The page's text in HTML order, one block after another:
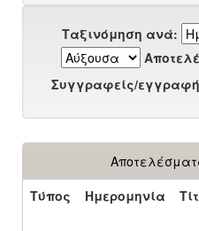
Ταξινόμηση ανά:
Συγγραφείς/
Τύπος
Ημερομηνία